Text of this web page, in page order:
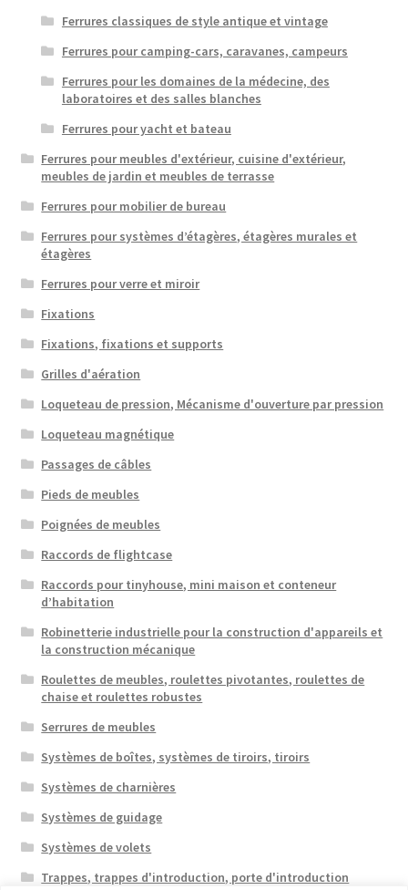
Ferrures classiques de style antique et vintage
Ferrures pour camping-cars, caravanes, campeurs
Ferrures pour les domaines de la médecine, des
laboratoires et des salles blanches
Ferrures pour yacht et bateau
Ferrures pour meubles d'extérieur, cuisine d'extérieur,
meubles de jardin et meubles de terrasse
Ferrures pour mobilier de bureau
Ferrures pour systèmes d’étagères, étagères murales et
étagères
Ferrures pour verre et miroir
Fixations
Fixations, fixations et supports
Grilles d'aération
Loqueteau de pression, Mécanisme d'ouverture par pression
Loqueteau magnétique
Passages de câbles
Pieds de meubles
Poignées de meubles
Raccords de flightcase
Raccords pour tinyhouse, mini maison et conteneur
d’habitation
Robinetterie industrielle pour la construction d'appareils et
la construction mécanique
Roulettes de meubles, roulettes pivotantes, roulettes de
chaise et roulettes robustes
Serrures de meubles
Systèmes de boîtes, systèmes de tiroirs, tiroirs
Systèmes de charnières
Systèmes de guidage
Systèmes de volets
Trappes, trappes d'introduction, porte d'introduction